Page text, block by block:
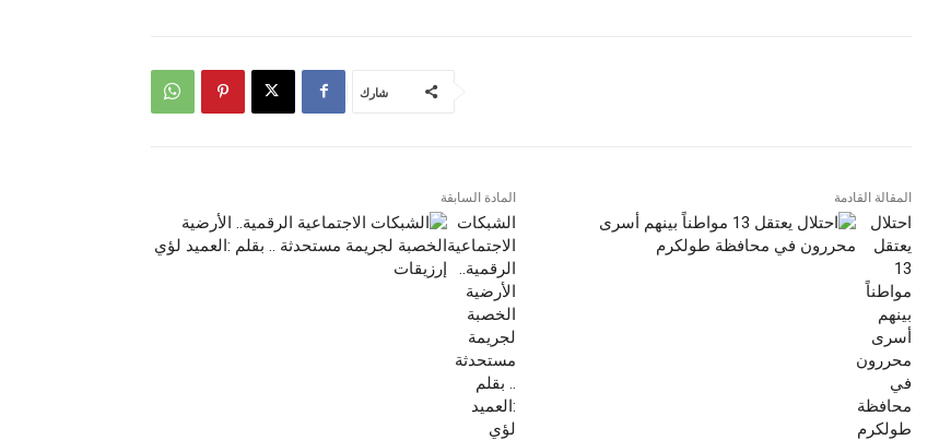
شارك
المادة السابقة
الشبكات
الاجتماعية
الرقمية..
الأرضية
الخصبة
لجريمة
مستحدثة
.. بقلم
:العميد
لؤي
المقالة القادمة
احتلال
يعتقل
13
مواطناً
بينهم
أسرى
محررون
في
محافظة
طولكرم